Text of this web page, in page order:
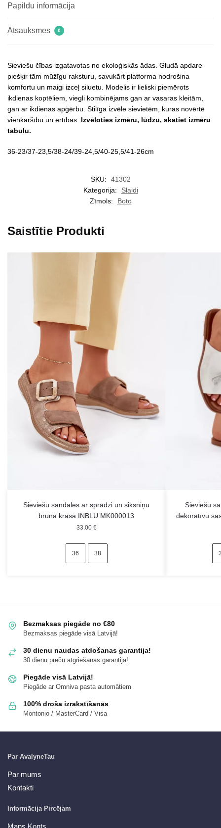
Papildu informācija
Atsauksmes 0
Sieviešu čības izgatavotas no ekoloģiskās ādas. Gludā apdare
piešķir tām mūžīgu raksturu, savukārt platforma nodrošina
komfortu un maigi izceļ siluetu. Modelis ir lieliski piemērots
ikdienas koptēliem, viegli kombinējams gan ar vasaras kleitām,
gan ar ikdienas apģērbu. Stilīga izvēle sievietēm, kuras novērtē
vienkāršību un ērtības. Izvēloties izmēru, lūdzu, skatiet izmēru
tabulu.
36-23/37-23,5/38-24/39-24,5/40-25,5/41-26cm
SKU:
41302
Kategorija:
Slaidi
Zīmols:
Boto
Saistītie Produkti
Sieviešu sandales ar sprādzi un siksniņu
brūnā krāsā INBLU MK000013
33.00 €
36 38
Sieviešu
dekoratīvu
Bezmaksas piegāde no €80
Bezmaksas piegāde visā Latvijā!
30 dienu naudas atdošanas garantija!
30 dienu preču atgriešanas garantija!
Piegāde visā Latvijā!
Piegāde ar Omniva pasta automātiem
100% droša izrakstīšanās
Montonio / MasterCard / Visa
Par AvalyneTau
Par mums
Kontakti
Informācija Pircējam
Mans Konts